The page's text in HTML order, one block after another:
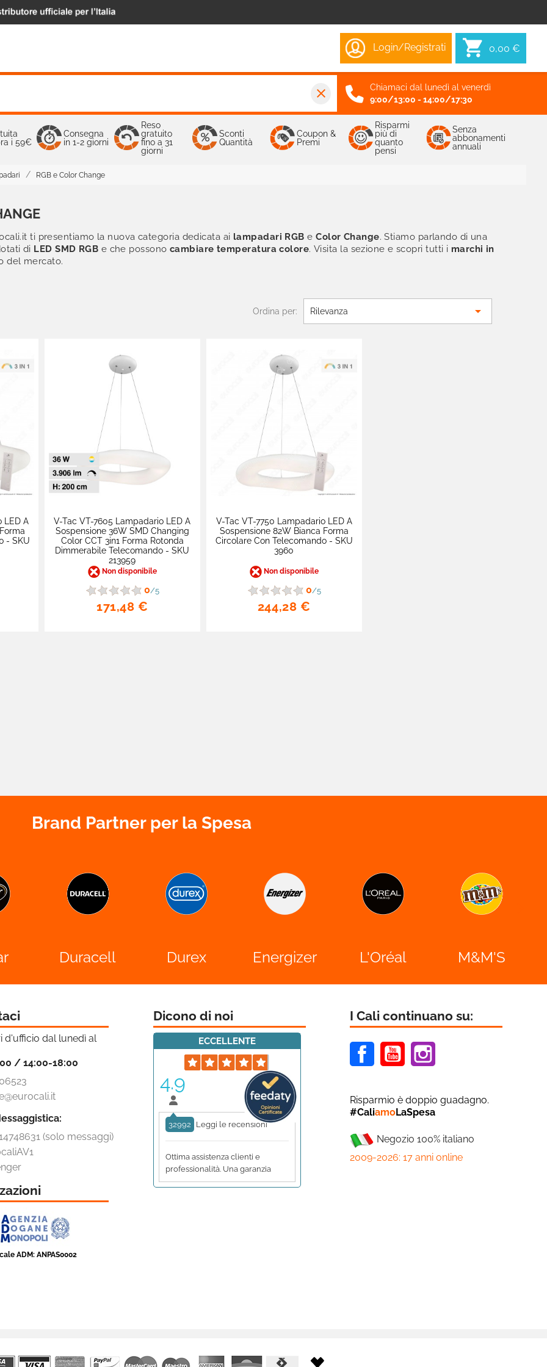
Login/Registrati 0,00 €
close
Chiamaci dal lunedì al venerdì
9:00/13:00 - 14:00/17:30
i 59€
Consegna
in 1-2 giorni
Reso
gratuito
fino a 31
giorni
Sconti
Quantità
Coupon &
Premi
Risparmi
più di
quanto
pensi
Senza
abbonamenti
annuali
RGB e Color Change
ti presentiamo la nuova categoria dedicata ai lampadari RGB e Color Change. Stiamo parlando di una
di LED SMD RGB e che possono cambiare temperatura colore. Visita la sezione e scopri tutti i marchi in
del mercato.
Ordina per: Rilevanza 
LED A
- SKU
V-Tac VT-7605 Lampadario LED A
Sospensione 36W SMD Changing
Color CCT 3in1 Forma Rotonda
Dimmerabile Telecomando - SKU
213959
Non disponibile
0/5
171,48 €
V-Tac VT-7750 Lampadario LED A
Sospensione 82W Bianca Forma
Circolare Con Telecomando - SKU
3960
Non disponibile
0/5
244,28 €
Brand Partner per la Spesa
Duracell Durex Energizer L'Oréal M&M'S
d'ufficio dal lunedì al
/ 14:00-18:00
(solo messaggi)
ADM: ANPAS0002
Dicono di noi
ECCELLENTE
4.9
32992 Leggi le recensioni
Ottima assistenza clienti e
professionalità. Una garanzia
I Cali continuano su:
FacebookYoutube
Risparmio è doppio guadagno.
#CaliamoLaSpesa
Negozio 100% italiano
2009-2026: 17 anni online